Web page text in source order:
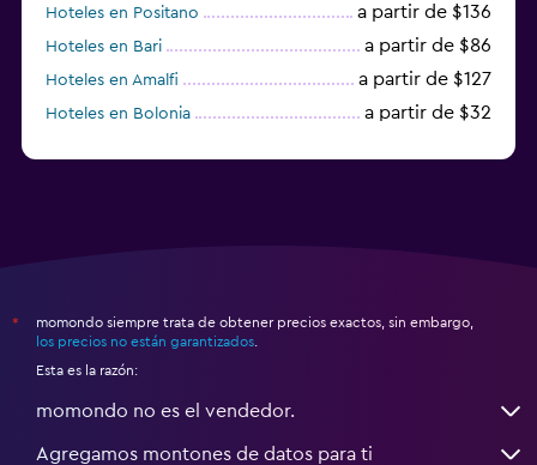
Hoteles en Positano a partir de $136
Hoteles en Bari a partir de $86
Hoteles en Amalfi a partir de $127
Hoteles en Bolonia a partir de $32
*
momondo siempre trata de obtener precios exactos, sin embargo,
los precios no están garantizados
Esta es la razón:
momondo no es el vendedor.
Agregamos montones de datos para ti